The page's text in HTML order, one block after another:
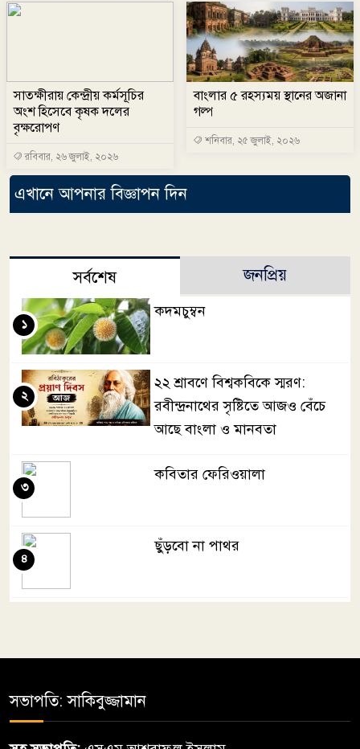
সাতক্ষীরায় কেন্দ্রীয় কর্মসূচির
অংশ হিসেবে কৃষক দলের
বৃক্ষরোপণ
রবিবার, ২৬ জুলাই, ২০২৬
বাংলার ৫ রহস্যময় স্থানের অজানা
গল্প
শনিবার, ২৫ জুলাই, ২০২৬
এখানে আপনার বিজ্ঞাপন দিন
সর্বশেষ জনপ্রিয়
কদমচুম্বন
১
২২ শ্রাবণে বিশ্বকবিকে স্মরণ:
রবীন্দ্রনাথের সৃষ্টিতে আজও বেঁচে
আছে বাংলা ও মানবতা
২
কবিতার ফেরিওয়ালা
৩
ছুঁড়বো না পাথর
৪
পালিত
৬
সভাপতি: সাকিবুজ্জামান